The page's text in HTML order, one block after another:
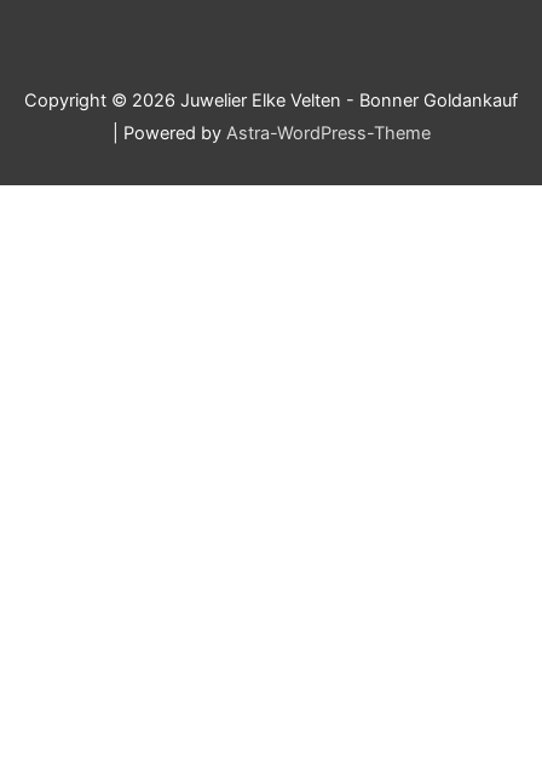
Copyright © 2026 Juwelier Elke Velten - Bonner Goldankauf
| Powered by Astra-WordPress-Theme